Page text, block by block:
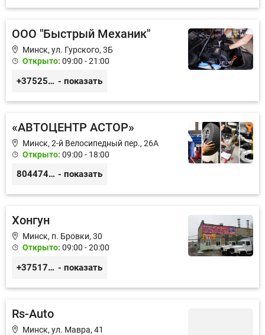
ООО "Быстрый Механик"
Минск, ул. Гурского, 3Б
Открыто: 09:00 - 21:00
+375259211008 - показать
«АВТОЦЕНТР АСТОР»
Минск, 2-й Велосипедный пер., 26А
Открыто: 09:00 - 18:00
80447417788 - показать
Хонгун
Минск, п. Бровки, 30
Открыто: 09:00 - 20:00
+375172924743 - показать
Rs-Auto
Минск, ул. Мавра, 41